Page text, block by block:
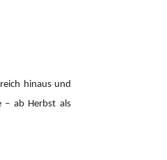
hinaus und
– ab Herbst als